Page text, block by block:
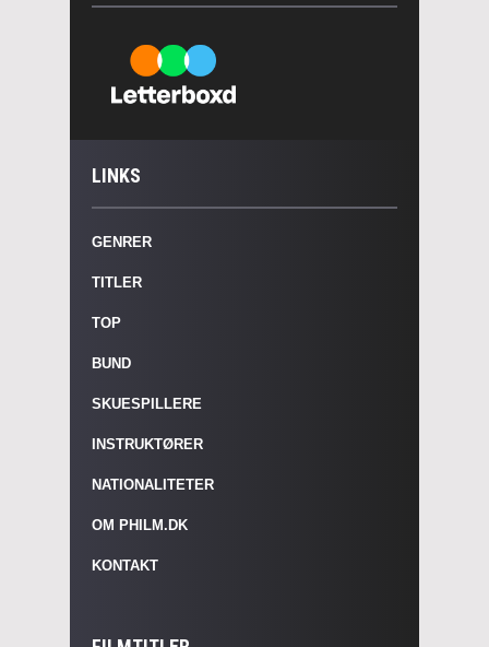
LINKS
GENRER
TITLER
TOP
BUND
SKUESPILLERE
INSTRUKTØRER
NATIONALITETER
OM PHILM.DK
KONTAKT